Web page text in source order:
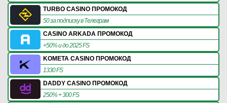
TURBO CASINO ПРОМОКОД
50 за подписку в Телеграм
CASINO ARKADA ПРОМОКОД
+50% и до 2025 FS
KOMETA CASINO ПРОМОКОД
1330 FS
DADDY CASINO ПРОМОКОД
250% + 300 FS